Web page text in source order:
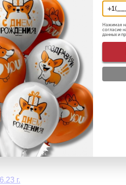
08.09.2024 г.
Planet 29.10.2023 г.
г.
г.
Нажимая
согласие
данных и